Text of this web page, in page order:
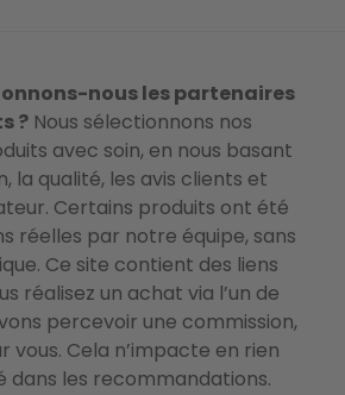
nous les partenaires
? Nous sélectionnons nos
avec soin, en nous basant
la qualité, les avis clients et
Certains produits ont été
réelles par notre équipe, sans
Ce site contient des liens
réalisez un achat via l’un de
percevoir une commission,
vous. Cela n’impacte en rien
dans les recommandations.